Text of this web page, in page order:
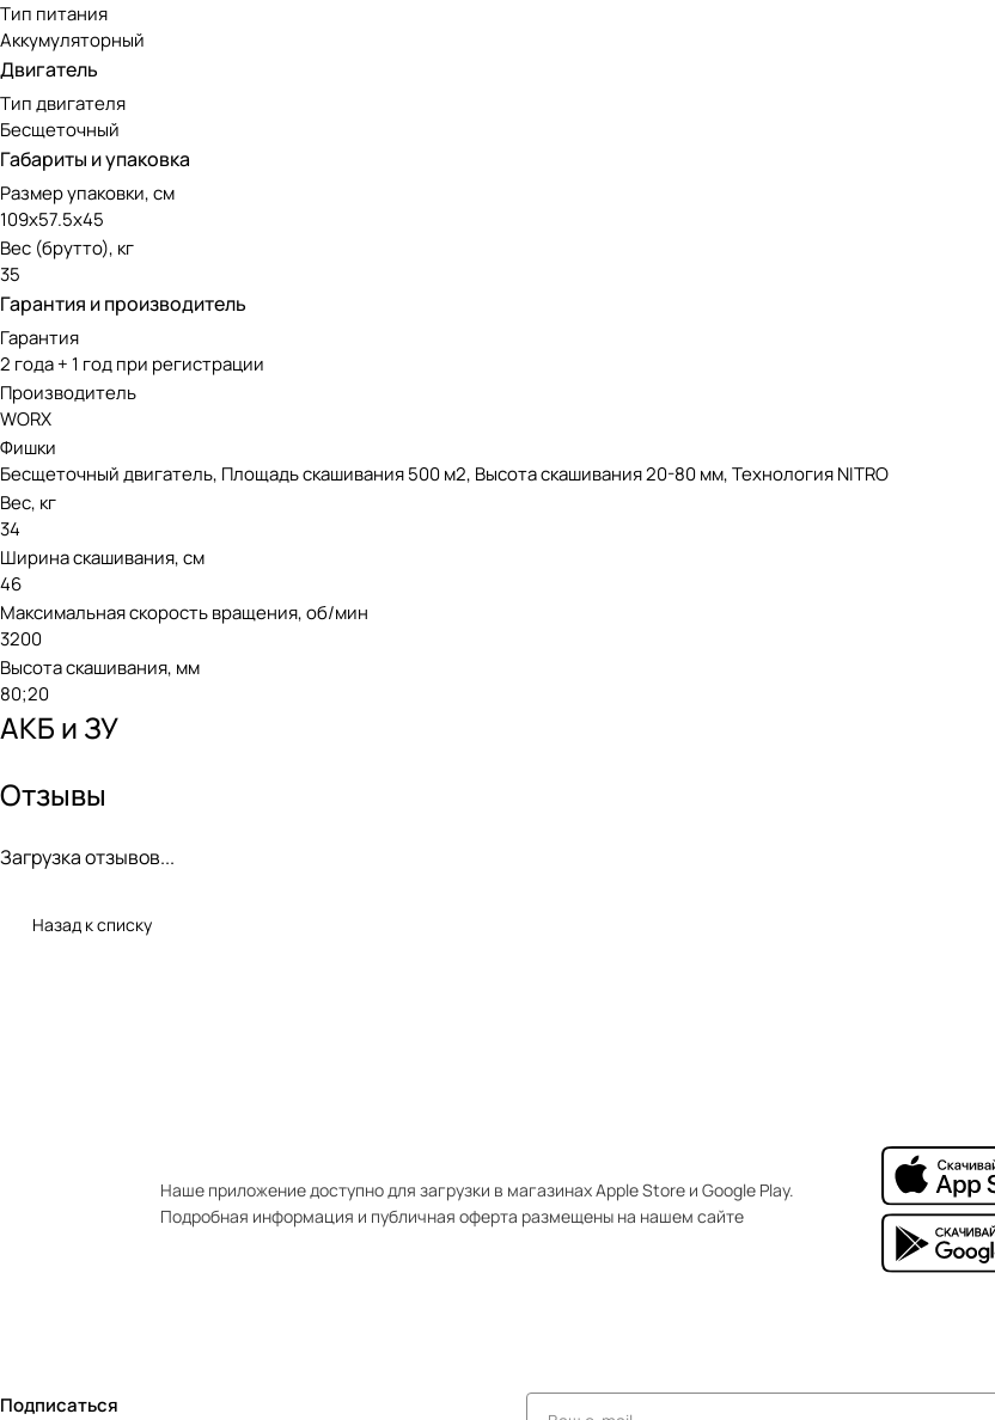
Тип питания
Аккумуляторный
Двигатель
Тип двигателя
Бесщеточный
Габариты и упаковка
Размер упаковки, см
109х57.5х45
Вес (брутто), кг
35
Гарантия и производитель
Гарантия
2 года + 1 год при регистрации
Производитель
WORX
Фишки
Бесщеточный двигатель, Площадь скашивания 500 м2, Высота скашивания 20-80 мм, Технология NITRO
Вес, кг
34
Ширина скашивания, см
46
Максимальная скорость вращения, об/мин
3200
Высота скашивания, мм
80;20
АКБ и ЗУ
Отзывы
Загрузка отзывов...
Назад к списку
Наше приложение доступно для загрузки в магазинах Apple Store и Google Play.
Подробная информация и публичная оферта размещены на нашем сайте
Подписаться